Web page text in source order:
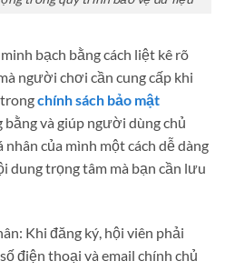
bạch bằng cách liệt kê rõ
người chơi cần cung cấp khi
chính sách bảo mật
bằng và giúp người dùng chủ
của mình một cách dễ dàng
dung trọng tâm mà bạn cần lưu
Khi đăng ký, hội viên phải
điện thoại và email chính chủ